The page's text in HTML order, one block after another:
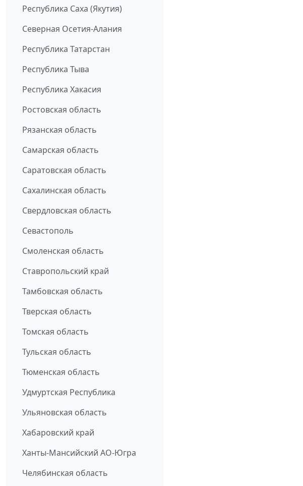
Республика Саха (Якутия)
Северная Осетия-Алания
Республика Татарстан
Республика Тыва
Республика Хакасия
Ростовская область
Рязанская область
Самарская область
Саратовская область
Сахалинская область
Свердловская область
Севастополь
Смоленская область
Ставропольский край
Тамбовская область
Тверская область
Томская область
Тульская область
Тюменская область
Удмуртская Республика
Ульяновская область
Хабаровский край
Ханты-Мансийский АО-Югра
Челябинская область